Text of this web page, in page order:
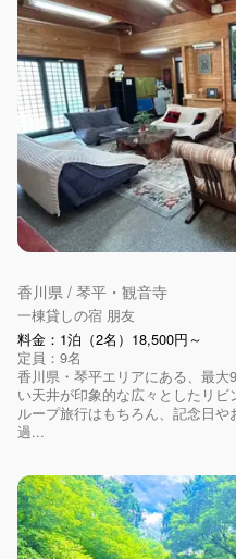
香川県 / 琴平・観音寺
一棟貸しの宿 朋友
料金：1泊（2名）18,500円～
定員：9名
香川県・琴平エリアにある、最
い天井が印象的な広々としたリ
ループ旅行はもちろん、記念日
過...